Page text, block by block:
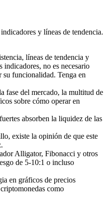
y líneas de tendencia.
líneas de tendencia y
no es necesario
su funcionalidad. Tenga en
fase del mercado, la multitud de
sobre cómo operar en
absorben la liquidez de las
existe la opinión de que este
Alligator, Fibonacci y otros
de 5-10:1 o incluso
en gráficos de precios
como